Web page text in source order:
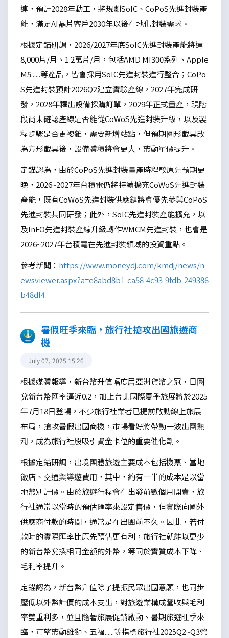
連，預計2028年動工，將規劃SoIC、CoPoS先進封裝產
能，滿足AI晶片客戶2030年以後在地化封裝需求。
根據定錨研調，2026/2027年底SoIC先進封裝產能將達
8,000片/月、1.2萬片/月，包括AMD MI300系列、Apple
M5......等產品，皆會採用SoIC先進封裝進行整合；CoPo
S先進封裝預計2026Q2建立實驗產線，2027年完成研
發，2028年釋出設備採購訂單，2029年正式量產，現階
段尚未確認產線是否能從CoWoS先進封裝升級，以及製
程步驟是否更複雜，需要新增站點，但預期圓形載具改
為方形載具後，設備體積將會更大，帶動單價提升。
定錨認為，由於CoPoS先進封裝量產時程較原先預期更
晚，2026~2027年台積電仍將持續擴充CoWoS先進封裝
產能，既有CoWoS先進封裝供應鏈將會優先參與CoPoS
先進封裝共同研發；此外，SoIC先進封裝產能擴充，以
及InFO先進封裝產線升級轉作WMCM先進封裝，也會是
2026~2027年台積電在先進封裝領域的投資重點。
參考新聞： https://www.moneydj.com/kmdj/news/n
ewsviewer.aspx?a=e8abd8b1-ca58-4c93-9fdb-249386
b48df4
暑假旺季來臨，旅行社搶攻出國旅遊商
機
July 07, 2025 15:26
根據媒體報導，新台幣升值幅度居亞洲貨幣之冠，日圓
兌新台幣匯率逼近0.2，加上台北國際夏季旅展將於2025
年7月18日登場，不少旅行社業者已提前啟動線上旅展
布局，搶攻暑假出國商機，市場看好將帶動一波出團熱
潮，成為旅行社股吸引資金卡位的重要催化劑。
根據定錨研調，出境團體旅遊主要成本包括機票、當地
飯店、交通與導遊費用，其中，約有一半的成本是以當
地幣別計價。由於旅遊行程會在出發前數個月開賣，旅
行社通常以當時的預估匯率來設定售價，但實際向國外
供應商付款的時間，通常是在出團前不久。因此，若付
款時的實際匯率比原先預估更有利，旅行社就能以更少
的新台幣兌換相同金額的外幣，等同於實質成本下降、
毛利率提升。
定錨認為，新台幣升值除了提振民眾出國意願，也同步
壓低以外幣計價的成本支出，對旅遊業構成營收與毛利
率雙重利多，並且隨著旅展促銷啟動、暑期旅遊旺季來
臨，可望帶動雄獅、五福......等指標旅行社2025Q2~Q3營